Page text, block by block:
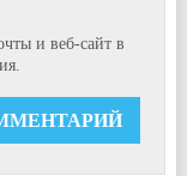
и веб-сайт в